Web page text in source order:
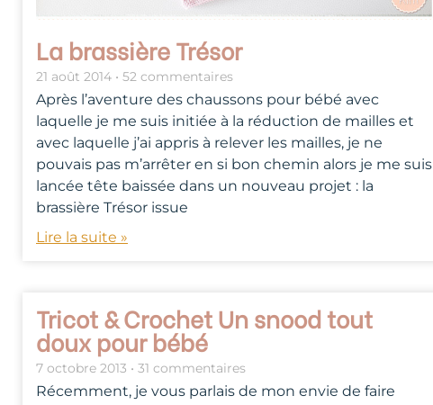
La brassière Trésor
21 août 2014 52 commentaires
Après l’aventure des chaussons pour bébé avec
laquelle je me suis initiée à la réduction de mailles et
avec laquelle j’ai appris à relever les mailles, je ne
pouvais pas m’arrêter en si bon chemin alors je me suis
lancée tête baissée dans un nouveau projet : la
brassière Trésor issue
Lire la suite »
Tricot & Crochet Un snood tout
doux pour bébé
7 octobre 2013 31 commentaires
Récemment, je vous parlais de mon envie de faire